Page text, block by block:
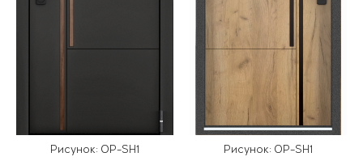
Рисунок: OP-SH1 Рисунок: OP-SH1